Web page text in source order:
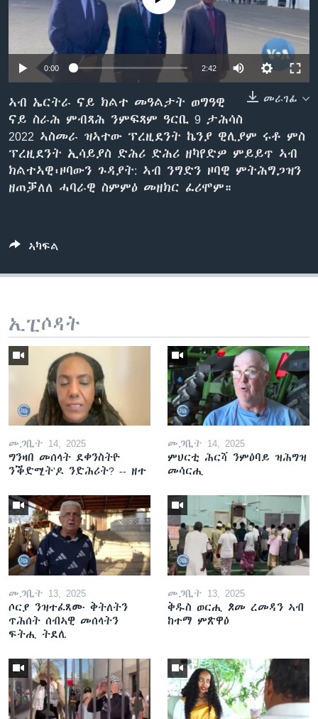
ቂሔ ጽልሚ
ቋንቋታት
0:00 2:42
መራገፊ
ኣብ ኤርትራ ናይ ክልተ መዓልታት ወግዓዊ
ናይ ስራሕ ምብጻሕ ንምፍጻም ዓርቢ 9 ታሕሳስ
2022 ኣስመራ ዝኣተው ፕረዚደንት ኬንያ ዊሊያም ሩቶ ምስ
ፕረዚደንት ኢሳይያስ ድሕሪ ድሕሪ ዘካየድዎ ምይይጥ ኣብ
ክልተኣዊ፡ዞባውን ጉዳያት: ኣብ ንግድን ዞባዊ ምትሕግጋዝን
ዘጠቓለለ ሓባራዊ ስምምዕ መዘክር ፈሪሞም።
ኣካፍል
ኢፒሶዳት
መጋቢት 14, 2025
ግንዛበ መሰላት ደቀንስትዮ
ንቕድሚት'ዶ ንድሕሪት? -- ዘተ
መጋቢት 14, 2025
ምህርቲ ሕርሻ ንምዕባይ ዝሕግዝ
መሳርሒ
መጋቢት 13, 2025
ሶርያ ንዝተፈጸሙ ቅትለትን
ጥሕሰት ሰብኣዊ መሰላትን
ፍትሒ ትደሊ
መጋቢት 13, 2025
ቅዱስ ወርሒ ጾመ ረመዳን ኣብ
ከተማ ምጽዋዕ